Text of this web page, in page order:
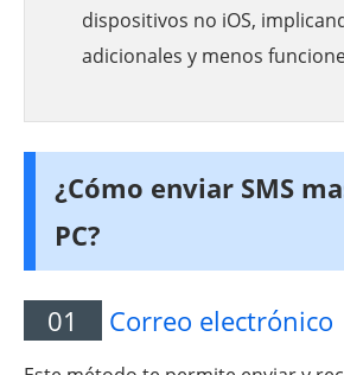
dispositivos no iOS,
adicionales y menos
¿Cómo enviar SMS
PC?
01 Correo electrónico